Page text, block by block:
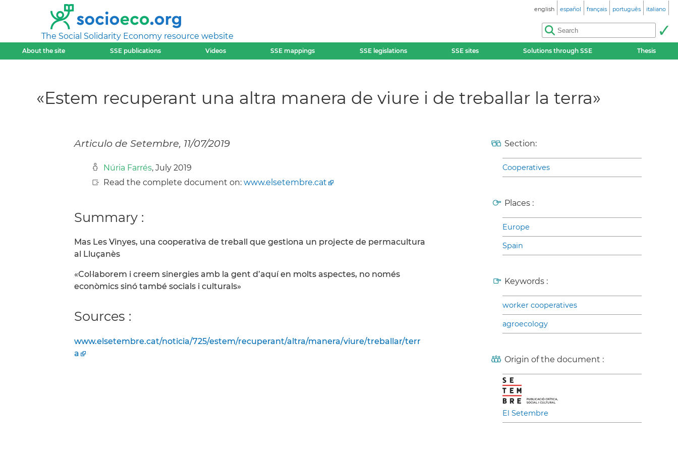
The Social Solidarity Economy resource website
english español français português italiano
About the site SSE publications Videos SSE mappings SSE legislations SSE sites Solutions through SSE Thesis
«Estem recuperant una altra manera de viure i de treballar la terra»
Articulo de Setembre, 11/07/2019
Núria Farrés, July 2019
Read the complete document on: www.elsetembre.cat
Summary :
Mas Les Vinyes, una cooperativa de treball que gestiona un projecte de permacultura
al Lluçanès
«Col·laborem i creem sinergies amb la gent d’aquí en molts aspectes, no només
econòmics sinó també socials i culturals»
Sources :
www.elsetembre.cat/noticia/725/estem/recuperant/altra/manera/viure/treballar/terr
a
Section:
Cooperatives
Places :
Europe
Spain
Keywords :
worker cooperatives
agroecology
Origin of the document :
El Setembre